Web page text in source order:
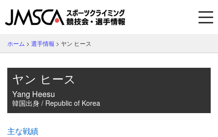
ホーム > 選手情報 > ヤン ヒース
ヤン ヒース
Yang Heesu
韓国出身 / Republic of Korea
主な戦績